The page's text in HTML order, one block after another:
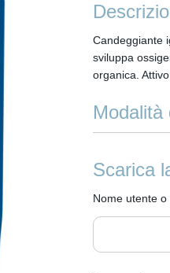
Candeggiante
sviluppa
organica.
Modalità
Scarica
Nome utente